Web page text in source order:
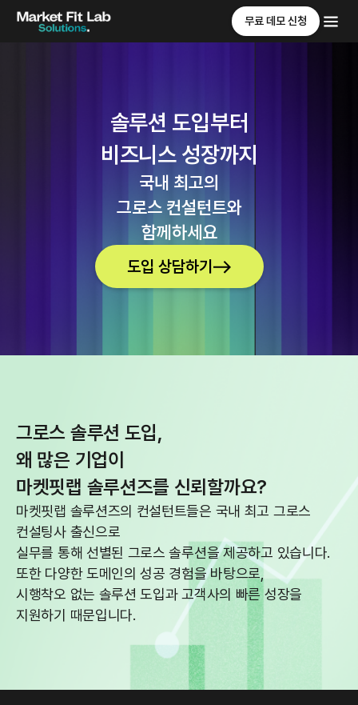
무료 데모 신청
솔루션 도입부터
비즈니스 성장까지
국내 최고의
그로스 컨설턴트와
함께하세요
도입 상담하기
그로스 솔루션 도입,
왜 많은 기업이
마켓핏랩 솔루션즈를 신뢰할까요?
마켓핏랩 솔루션즈의 컨설턴트들은 국내 최고 그로스
컨설팅사 출신으로
실무를 통해 선별된 그로스 솔루션을 제공하고 있습니다.
또한 다양한 도메인의 성공 경험을 바탕으로,
시행착오 없는 솔루션 도입과 고객사의 빠른 성장을
지원하기 때문입니다.